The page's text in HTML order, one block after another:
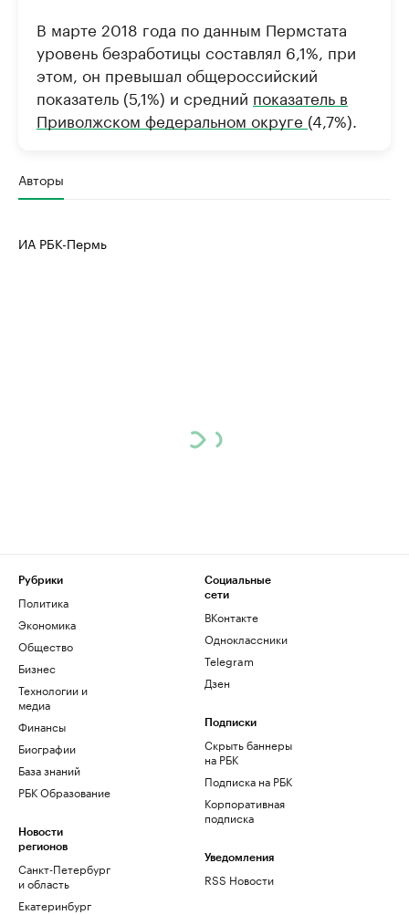
В марте 2018 года по данным Пермстата
уровень безработицы составлял 6,1%, при
этом, он превышал общероссийский
показатель (5,1%) и средний показатель в
Приволжском федеральном округе (4,7%).
Авторы
ИА РБК-Пермь
Рубрики
Политика
Экономика
Общество
Бизнес
Технологии и
медиа
Финансы
Биографии
База знаний
РБК Образование
Новости
регионов
Санкт-Петербург
и область
Екатеринбург
Социальные
сети
ВКонтакте
Одноклассники
Telegram
Дзен
Подписки
Скрыть баннеры
на РБК
Подписка на РБК
Корпоративная
подписка
Уведомления
RSS Новости